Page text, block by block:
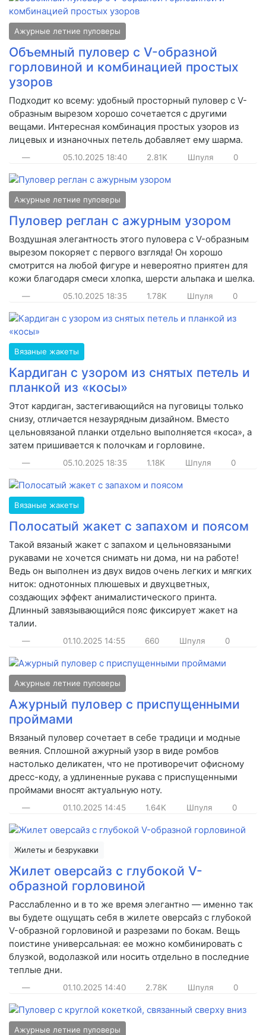
Ажурные летние пуловеры
Объемный пуловер с V-образной
горловиной и комбинацией простых
узоров
Подходит ко всему: удобный просторный пуловер с V-
образным вырезом хорошо сочетается с другими
вещами. Интересная комбинация простых узоров из
лицевых и изнаночных петель добавляет ему шарма.
— 05.10.2025 18:40 2.81K Шпуля 0
Ажурные летние пуловеры
Пуловер реглан с ажурным узором
Воздушная элегантность этого пуловера с V-образным
вырезом покоряет с первого взгляда! Он хорошо
смотрится на любой фигуре и невероятно приятен для
кожи благодаря смеси хлопка, шерсти альпака и шелка.
— 05.10.2025 18:35 1.78K Шпуля 0
Вязаные жакеты
Кардиган с узором из снятых петель и
планкой из «косы»
Этот кардиган, застегивающийся на пуговицы только
снизу, отличается незаурядным дизайном. Вместо
цельновязаной планки отдельно выполняется «коса», а
затем пришивается к полочкам и горловине.
— 05.10.2025 18:35 1.18K Шпуля 0
Вязаные жакеты
Полосатый жакет с запахом и поясом
Такой вязаный жакет с запахом и цельновязаными
рукавами не хочется снимать ни дома, ни на работе!
Ведь он выполнен из двух видов очень легких и мягких
ниток: однотонных плюшевых и двухцветных,
создающих эффект анималистического принта.
Длинный завязывающийся пояс фиксирует жакет на
талии.
— 01.10.2025 14:55 660 Шпуля 0
Ажурные летние пуловеры
Ажурный пуловер с приспущенными
проймами
Вязаный пуловер сочетает в себе традици и модные
веяния. Сплошной ажурный узор в виде ромбов
настолько деликатен, что не противоречит офисному
дресс-коду, а удлиненные рукава с приспущенными
проймами вносят актуальную ноту.
— 01.10.2025 14:45 1.64K Шпуля 0
Жилеты и безрукавки
Жилет оверсайз с глубокой V-
образной горловиной
Расслабленно и в то же время элегантно — именно так
вы будете ощущать себя в жилете оверсайз с глубокой
V-образной горловиной и разрезами по бокам. Вещь
поистине универсальная: ее можно комбинировать с
блузкой, водолазкой или носить отдельно в последние
теплые дни.
— 01.10.2025 14:40 2.78K Шпуля 0
Ажурные летние пуловеры